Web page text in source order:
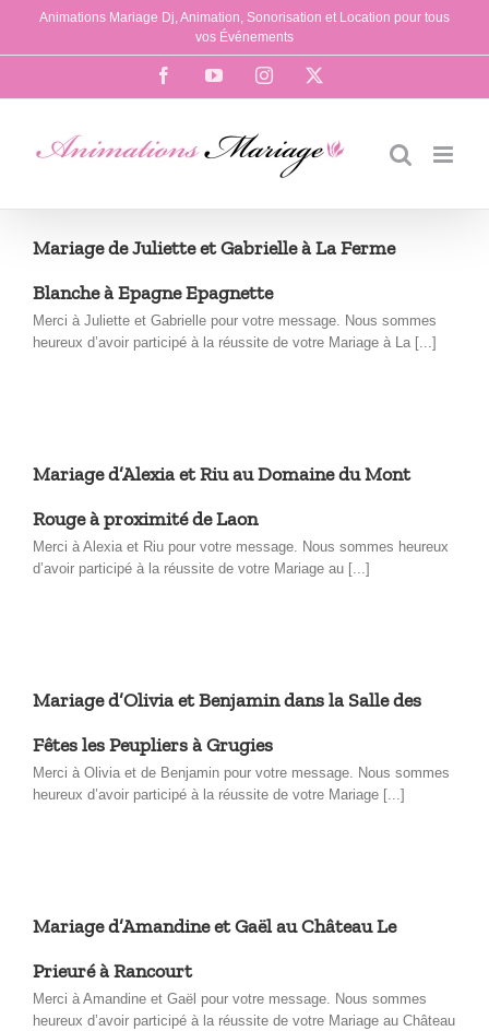
Passer
contenu
Animations Mariage Dj, Animation, Sonorisation et Location pour tous
vos Événements
FacebookYouTubeInstagram
Mariage de Juliette et Gabrielle à La Ferme
Blanche à Epagne Epagnette
Merci à Juliette et Gabrielle pour votre message. Nous sommes
heureux d’avoir participé à la réussite de votre Mariage à La [...]
Mariage d’Alexia et Riu au Domaine du Mont
Rouge à proximité de Laon
Merci à Alexia et Riu pour votre message. Nous sommes heureux
d’avoir participé à la réussite de votre Mariage au [...]
Mariage d’Olivia et Benjamin dans la Salle des
Fêtes les Peupliers à Grugies
Merci à Olivia et de Benjamin pour votre message. Nous sommes
heureux d’avoir participé à la réussite de votre Mariage [...]
Mariage d’Amandine et Gaël au Château Le
Prieuré à Rancourt
Merci à Amandine et Gaël pour votre message. Nous sommes
heureux d’avoir participé à la réussite de votre Mariage au Château